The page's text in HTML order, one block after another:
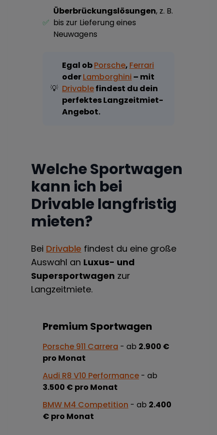
✅
Überbrückungslösungen, z. B.
bis zur Lieferung eines
Neuwagens
💡
Egal obPorsche, Ferrari
oderLamborghini – mit
Drivablefindest du dein
perfektes Langzeitmiet-
Angebot.
Welche Sportwagen
kann ich bei
Drivable langfristig
mieten?
Bei Drivable findest du eine große
Auswahl an Luxus- und
Supersportwagen zur
Langzeitmiete.
Premium Sportwagen
Porsche 911 Carrera - ab 2.900 €
pro Monat
Audi R8 V10 Performance - ab
3.500 € pro Monat
BMW M4 Competition - ab 2.400
€ pro Monat